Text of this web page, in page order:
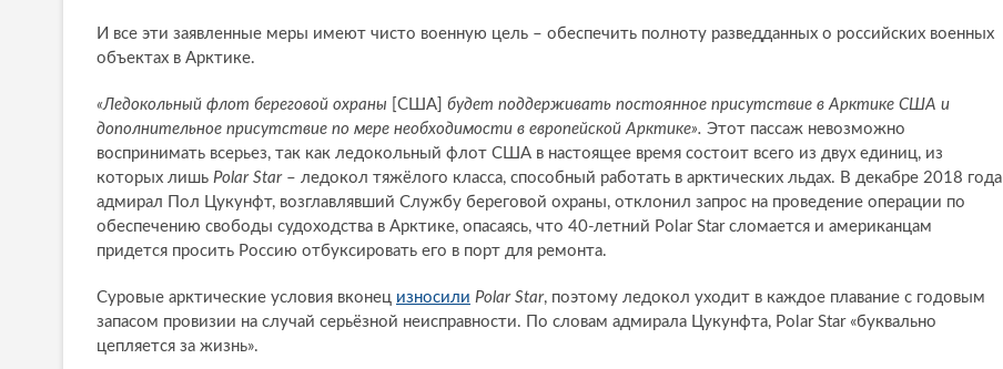
И все эти заявленные меры имеют чисто военную цель – обеспечить полноту разведданных о российских военных
объектах в Арктике.
«Ледокольный флот береговой охраны [США] будет поддерживать постоянное присутствие в Арктике США и
дополнительное присутствие по мере необходимости в европейской Арктике». Этот пассаж невозможно
воспринимать всерьез, так как ледокольный флот США в настоящее время состоит всего из двух единиц, из
которых лишь Polar Star– ледокол тяжёлого класса, способный работать в арктических льдах. В декабре 2018 года
адмирал Пол Цукунфт, возглавлявший Службу береговой охраны, отклонил запрос на проведение операции по
обеспечению свободы судоходства в Арктике, опасаясь, что 40-летний Polar Star сломается и американцам
придется просить Россию отбуксировать его в порт для ремонта.
Суровые арктические условия вконец износили Polar Star, поэтому ледокол уходит в каждое плавание с годовым
запасом провизии на случай серьёзной неисправности. По словам адмирала Цукунфта, Polar Star «буквально
цепляется за жизнь».